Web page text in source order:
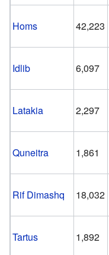
Homs 42,223
Idlib 6,097
Latakia 2,297
Quneitra 1,861
Rif Dimashq 18,032
Tartus 1,892